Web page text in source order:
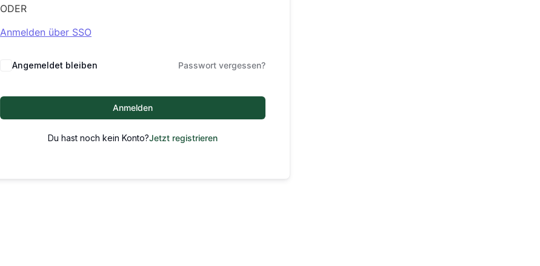
ODER
Anmelden über SSO
Angemeldet bleiben Passwort vergessen?
Anmelden
Du hast noch kein Konto?Jetzt registrieren